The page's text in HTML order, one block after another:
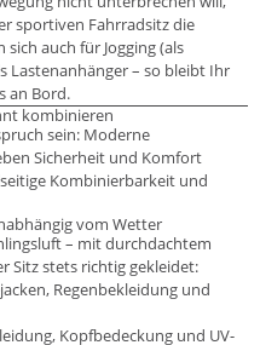
sportiven Fahrradsitz die
auch für Jogging (als
Lastenanhänger – so bleibt Ihr
an Bord.
kombinieren
sein: Moderne
Sicherheit und Komfort
Kombinierbarkeit und
vom Wetter
– mit durchdachtem
Sitz stets richtig gekleidet:
Regenbekleidung und
Kopfbedeckung und UV-